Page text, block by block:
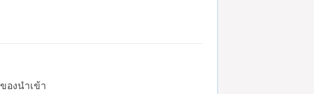
องนำเข้า